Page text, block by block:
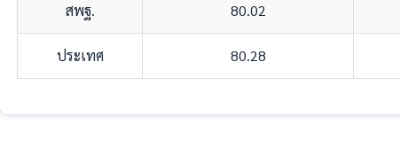
สพฐ. 80.02
ประเทศ 80.28